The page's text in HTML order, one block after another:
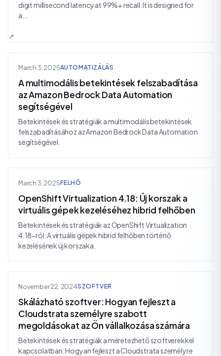
digit millisecond latency at 99%+ recall. It is designed for
a...
March 3, 2025AUTOMATIZÁLÁS
A multimodális betekintések felszabadítása
az Amazon Bedrock Data Automation
segítségével
Betekintések és stratégiák a multimodális betekintések
felszabadításához az Amazon Bedrock Data Automation
segítségével.
March 3, 2025FELHŐ
OpenShift Virtualization 4.18: Új korszak a
virtuális gépek kezeléséhez hibrid felhőben
Betekintések és stratégiák az OpenShift Virtualization
4.18-ról: A virtuális gépek hibrid felhőben történő
kezelésének új korszaka.
November 22, 2024SZOFTVER
Skálázható szoftver: Hogyan fejleszt a
Cloudstrata személyre szabott
megoldásokat az Ön vállalkozása számára
Betekintések és stratégiák a méretezhető szoftverekkel
kapcsolatban: Hogyan fejleszt a Cloudstrata személyre